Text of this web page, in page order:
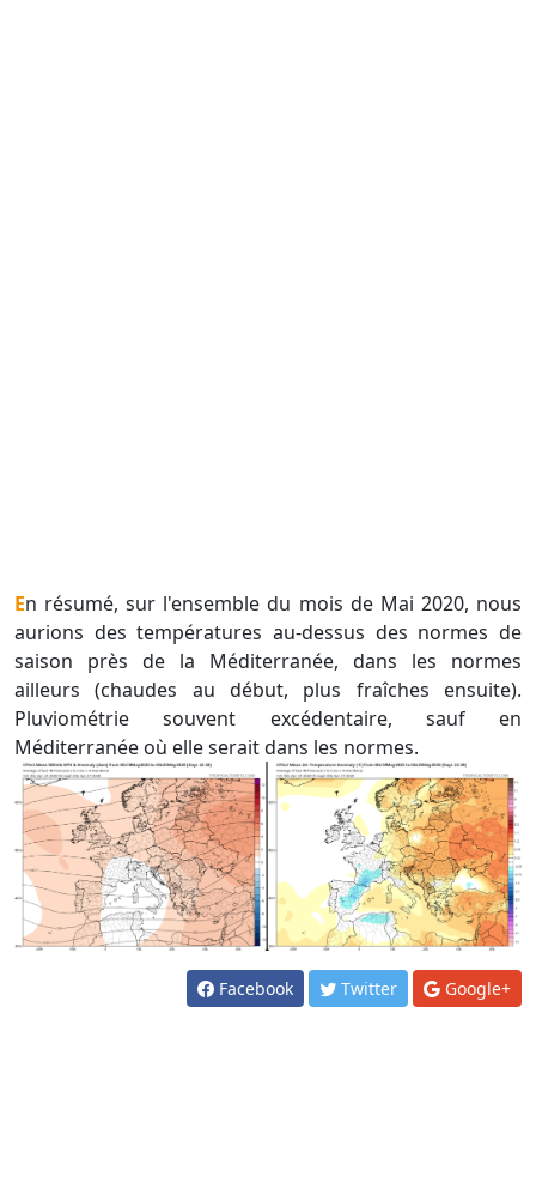
En résumé, sur l'ensemble du mois de Mai 2020, nous
aurions des températures au-dessus des normes de
saison près de la Méditerranée, dans les normes
ailleurs (chaudes au début, plus fraîches ensuite).
Pluviométrie souvent excédentaire, sauf en
Méditerranée où elle serait dans les normes.
Facebook Twitter Google+